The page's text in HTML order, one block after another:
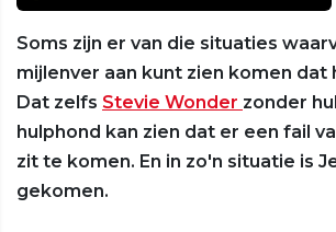
Soms zijn er van die situaties
mijlenver aan kunt zien komen dat
Dat zelfs Stevie Wonder zonder
hulphond kan zien dat er een fail
zit te komen. En in zo'n situatie is
gekomen.